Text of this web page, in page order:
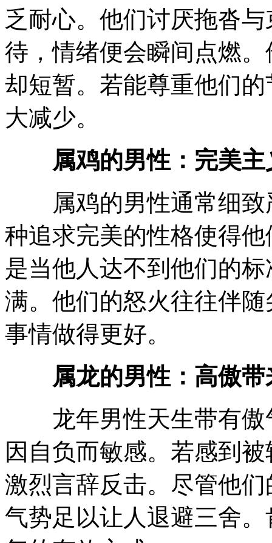
乏耐心。他们讨厌拖沓
待，情绪便会瞬间点燃
却短暂。若能尊重他们
大减少。
属鸡的男性：完美
属鸡的男性通常细致
种追求完美的性格使得
是当他人达不到他们的
满。他们的怒火往往伴
事情做得更好。
属龙的男性：高傲
龙年男性天生带有傲
因自负而敏感。若感到
激烈言辞反击。尽管他
气势足以让人退避三舍